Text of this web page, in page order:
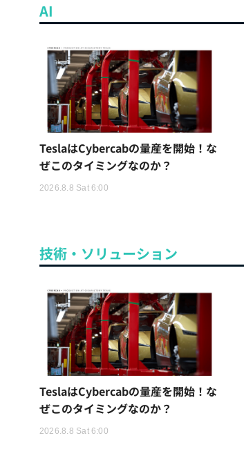
AI
TeslaはCybercabの量産を開始！な
ぜこのタイミングなのか？
2026.8.8 Sat 6:00
技術・ソリューション
TeslaはCybercabの量産を開始！な
ぜこのタイミングなのか？
2026.8.8 Sat 6:00